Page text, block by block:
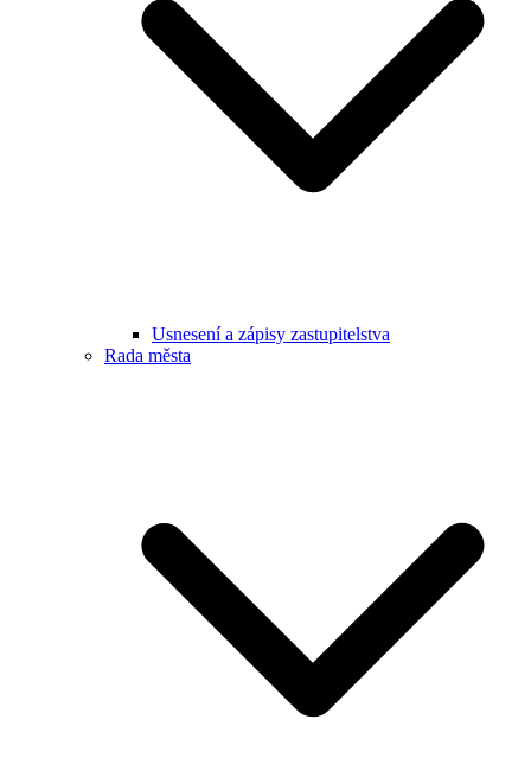
Usnesení a zápisy zastupitelstva
Rada města